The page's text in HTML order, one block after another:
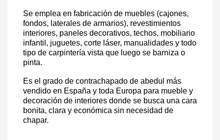
Se emplea en fabricación de muebles (cajones,
fondos, laterales de armarios), revestimientos
interiores, paneles decorativos, techos, mobiliario
infantil, juguetes, corte láser, manualidades y todo
tipo de carpintería vista que luego se barniza o
pinta.
Es el grado de contrachapado de abedul más
vendido en España y toda Europa para mueble y
decoración de interiores donde se busca una cara
bonita, clara y económica sin necesidad de
chapar.
Acepto el procesamientodatos personales.
Todos los campos son obligatorios.